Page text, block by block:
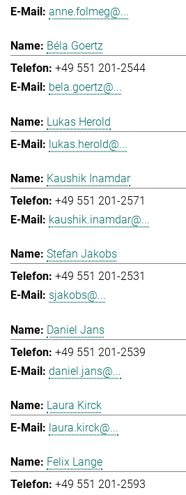
anne.folmeg@...
Béla Goertz
+49 551 201-2544
bela.goertz@...
Lukas Herold
lukas.herold@...
Kaushik Inamdar
+49 551 201-2571
kaushik.inamdar@...
Stefan Jakobs
+49 551 201-2531
sjakobs@...
Daniel Jans
+49 551 201-2539
daniel.jans@...
Laura Kirck
laura.kirck@...
Felix Lange
+49 551 201-2593